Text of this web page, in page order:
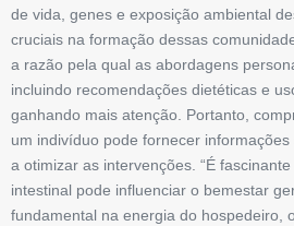
de vida, genes e exposição ambiental
cruciais na formação ­dessas
a razão pela qual as abordagens
incluindo recomendações dietéticas e
ganhando mais atenção. Portanto,
um indivíduo pode fornecer
a otimizar as intervenções. “É
intestinal pode influenciar o bem­estar
fundamental na energia do hospedeiro,